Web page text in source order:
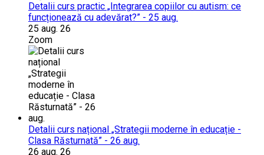
Detalii curs practic „Integrarea copiilor cu autism: ce
funcționează cu adevărat?” - 25 aug.
25 aug. 26
Zoom
Detalii curs național „Strategii moderne în educație -
Clasa Răsturnată” - 26 aug.
26 aug. 26